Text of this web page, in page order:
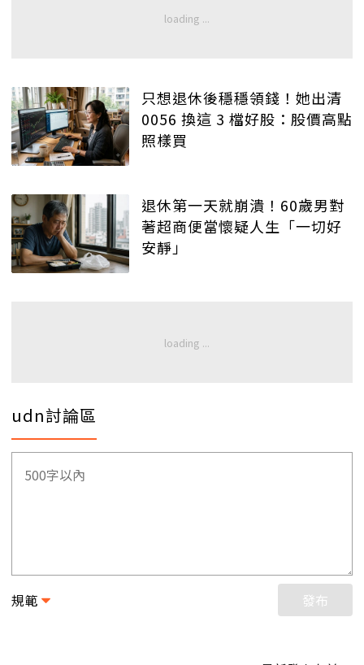
只想退休後穩穩領錢！她出清
0056 換這 3 檔好股：股價高點
照樣買
退休第一天就崩潰！60歲男對
著超商便當懷疑人生「一切好
安靜」
udn討論區
規範 發布